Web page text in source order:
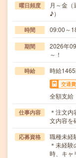
曜日頻度
月～金
♪）
時間 09:00～
期間
2026年
～！
時給 時給
交通費
全額支給
仕事内容
＊注文
文内容を
応募資格
職種未経
＊未経
時、キャ